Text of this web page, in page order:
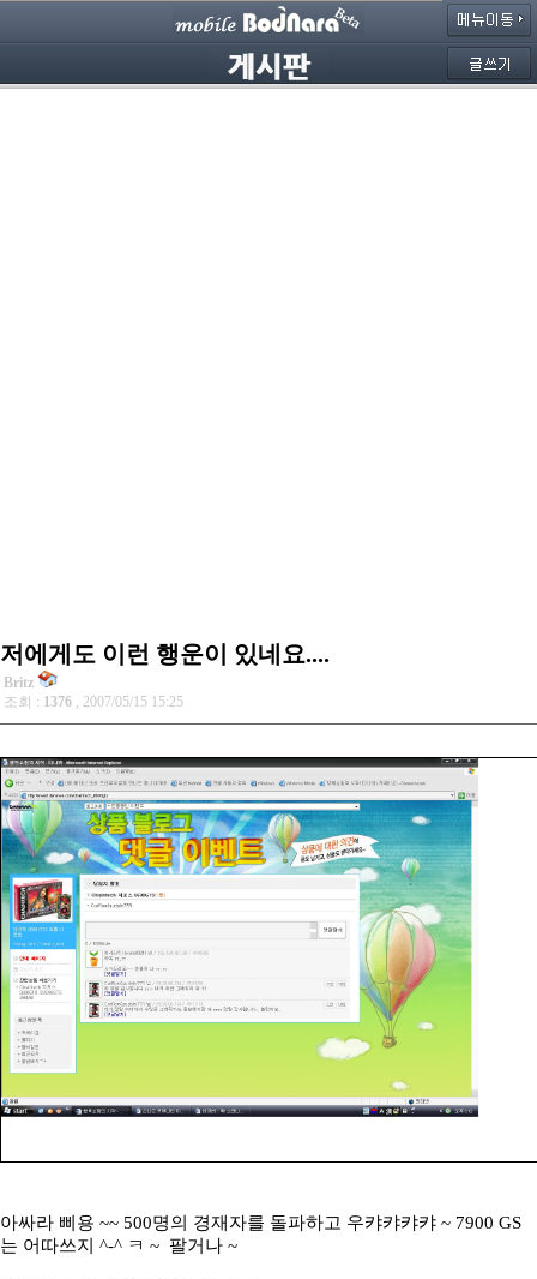
저에게도 이런 행운이 있네요....
Britz
조회 : 1376 , 2007/05/15 15:25
아싸라 삐용 ~~ 500명의 경재자를 돌파하고 우캬캬캬캬 ~ 7900 GS
는 어따쓰지 ^-^ ㅋ ~ 팔거나 ~